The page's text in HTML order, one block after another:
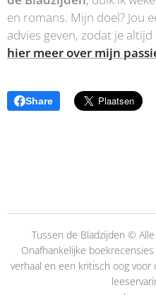
en romans. Mijn doel? Jou
advies geven, zodat je
hier meer over mijn
Share
Tussen de Bladzijden ©
Onafhankelijke
verhaal en een kritisch oog